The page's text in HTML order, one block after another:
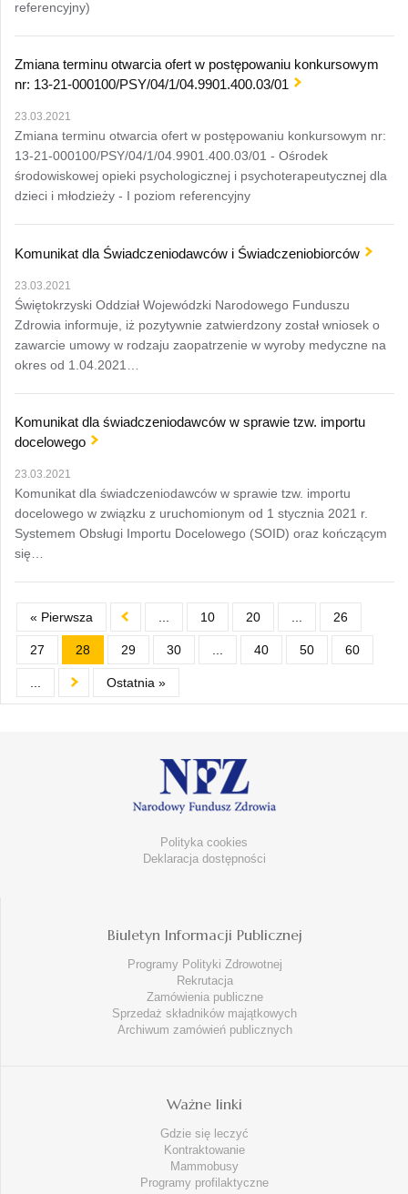
referencyjny)
Zmiana terminu otwarcia ofert w postępowaniu konkursowym
nr: 13-21-000100/PSY/04/1/04.9901.400.03/01
23.03.2021
Zmiana terminu otwarcia ofert w postępowaniu konkursowym nr:
13-21-000100/PSY/04/1/04.9901.400.03/01 - Ośrodek
środowiskowej opieki psychologicznej i psychoterapeutycznej dla
dzieci i młodzieży - I poziom referencyjny
Komunikat dla Świadczeniodawców i Świadczeniobiorców
23.03.2021
Świętokrzyski Oddział Wojewódzki Narodowego Funduszu
Zdrowia informuje, iż pozytywnie zatwierdzony został wniosek o
zawarcie umowy w rodzaju zaopatrzenie w wyroby medyczne na
okres od 1.04.2021…
Komunikat dla świadczeniodawców w sprawie tzw. importu
docelowego
23.03.2021
Komunikat dla świadczeniodawców w sprawie tzw. importu
docelowego w związku z uruchomionym od 1 stycznia 2021 r.
Systemem Obsługi Importu Docelowego (SOID) oraz kończącym
się…
« Pierwsza 10 20 26
27 28 29 30 40 50 60
Ostatnia »
Polityka cookies
Deklaracja dostępności
Biuletyn Informacji Publicznej
Programy Polityki Zdrowotnej
Rekrutacja
Zamówienia publiczne
Sprzedaż składników majątkowych
Archiwum zamówień publicznych
Ważne linki
Gdzie się leczyć
Kontraktowanie
Mammobusy
Programy profilaktyczne